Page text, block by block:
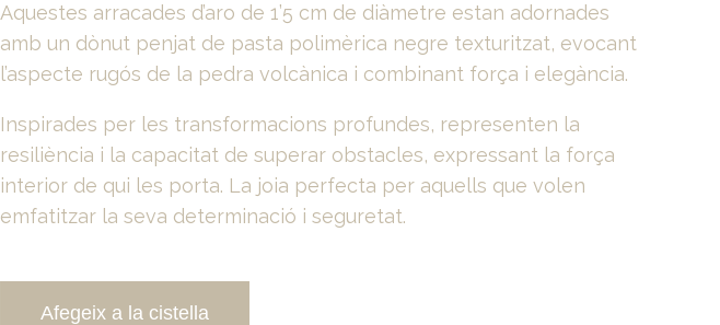
Aquestes arracades d’aro de 1’5 cm de diàmetre estan adornades
amb un dònut penjat de pasta polimèrica negre texturitzat, evocant
l’aspecte rugós de la pedra volcànica i combinant força i elegància.
Inspirades per les transformacions profundes, representen la
resiliència i la capacitat de superar obstacles, expressant la força
interior de qui les porta. La joia perfecta per aquells que volen
emfatitzar la seva determinació i seguretat.
Afegeix a la cistella